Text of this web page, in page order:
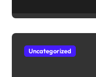
ஊக்கமளிக்கும்
Uncategorized